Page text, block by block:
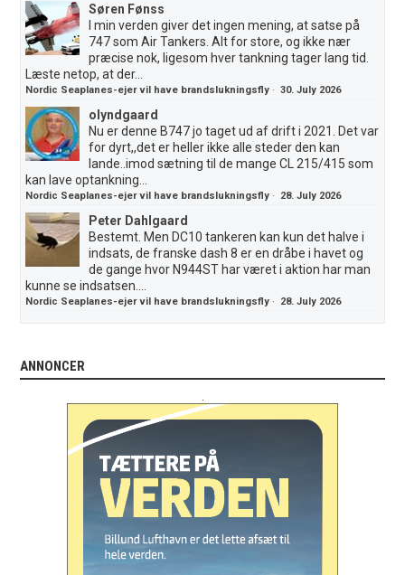
Søren Fønss
I min verden giver det ingen mening, at satse på
747 som Air Tankers. Alt for store, og ikke nær
præcise nok, ligesom hver tankning tager lang tid.
Læste netop, at der...
Nordic Seaplanes-ejer vil have brandslukningsfly ·30. July 2026
olyndgaard
Nu er denne B747 jo taget ud af drift i 2021. Det var
for dyrt,,det er heller ikke alle steder den kan
lande..imod sætning til de mange CL 215/415 som
kan lave optankning...
Nordic Seaplanes-ejer vil have brandslukningsfly · 28. July 2026
Peter Dahlgaard
Bestemt. Men DC10 tankeren kan kun det halve i
indsats, de franske dash 8 er en dråbe i havet og
de gange hvor N944ST har været i aktion har man
kunne se indsatsen....
Nordic Seaplanes-ejer vil have brandslukningsfly · 28. July 2026
ANNONCER